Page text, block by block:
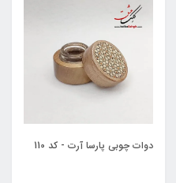
دوات چوبی پارسا آرت - کد 110